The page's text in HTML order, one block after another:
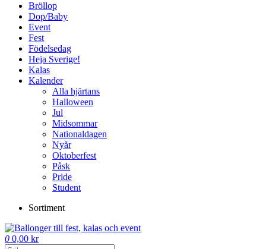
Bröllop
Dop/Baby
Event
Fest
Födelsedag
Heja Sverige!
Kalas
Kalender
Alla hjärtans
Halloween
Jul
Midsommar
Nationaldagen
Nyår
Oktoberfest
Påsk
Pride
Student
Sortiment
0 0,00 kr